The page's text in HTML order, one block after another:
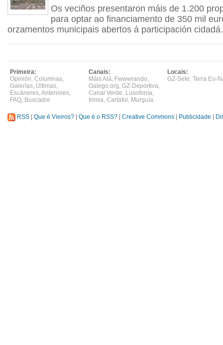
Os veciños presentaron máis de 1.200
para optar ao financiamento de 350 mil
orzamentos municipais abertos á participación cidadá.
Primeira:
Opinión, Columnas,
Galerías, Últimas,
Escáneres,Anteriores,
FAQ, Buscador
Canais:
Máis Alá, Fwwwrando,
Galego.org, GZ-Deportiva,
Canal Verde, Lusofonía,
Irimia, Cartafol , Murguía
Locais:
GZ-Sete, Terra Eo-
RSS Que é Vieiros? Que é o RSS? Creative Commons Publicidade